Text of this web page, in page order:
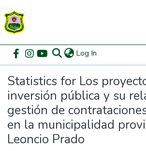
Log In
Communities & Collections
All of DSpace
Home Statistics
Statistics for Los
inversión pública y su
gestión de
en la municipalidad
Leoncio Prado